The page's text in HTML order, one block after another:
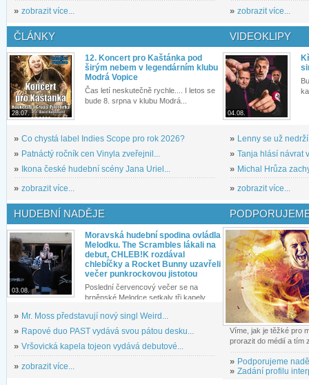
» zobrazit více... » zobrazit více...
ČLÁNKY
28.07.
12. Koncert pro Kaštánka pod
širým nebem v legendárním klubu
Modrá Vopice
Čas letí neskutečně rychle.... I letos se
bude 8. srpna v klubu Modrá...
» Co chystá label Indies Scope pro rok 2026?
» Patnáctý ročník cen Vinyla zveřejnil...
»
Ikona české hudební scény Jana Uriel...
» zobrazit více...
VIDEOKLIPY
04.08.
» Lenny se už
» Tanja hlásí návrat
» Michal Hrůza
» zobrazit více...
HUDEBNÍ NADĚJE
03.08.
Moravská hudební spodina ovládla
Melodku. The Scrambles lákali na
debut, CHLEB!K rozdával
chlebíčky a Rocket Bunny uzavřeli
večer punkrockovou jistotou
Poslední červencový večer se na
brněnské Melodce setkaly tři kapely...
» Mr. Moss představují nový singl Weird...
» Rapové duo PAST vydává svou pátou desku...
» Vršovická kapela tojeon vydává debutové...
» zobrazit více...
Víme, jak je těžké pro
prorazit do médií a tím
» Podporujeme
» Zadání profilu